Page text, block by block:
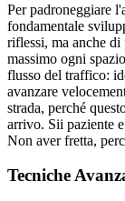
Per padroneggiare
fondamentale
riflessi, ma anche
massimo ogni
flusso del traffico:
avanzare
strada, perché
arrivo. Sii paziente
Non aver fretta,
Tecniche